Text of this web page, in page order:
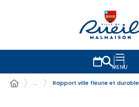
MENU
…
Rapport ville fleurie et durable